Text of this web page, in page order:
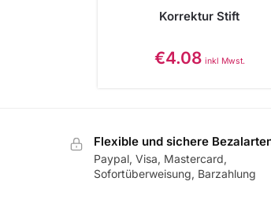
Korrektur Stift
€4.08 inkl Mwst.
Flexible und sichere
Paypal, Visa, Mastercard,
Sofortüberweisung, Barzahlung